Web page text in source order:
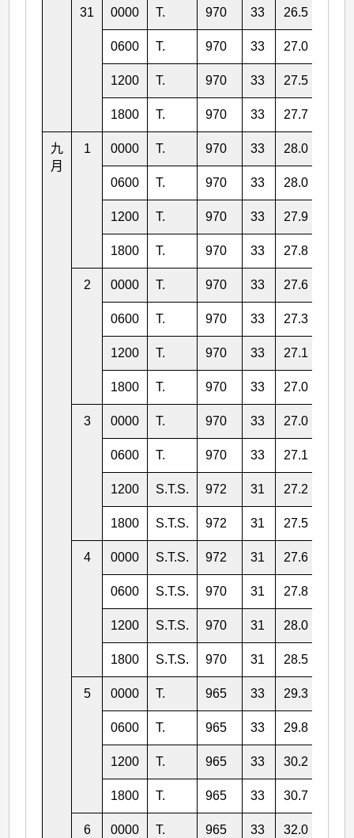
31 0000 T. 970 33 26.5
0600 T. 970 33 27.0
1200 T. 970 33 27.5
1800 T. 970 33 27.7
九
月
1 0000 T. 970 33 28.0
0600 T. 970 33 28.0
1200 T. 970 33 27.9
1800 T. 970 33 27.8
2 0000 T. 970 33 27.6
0600 T. 970 33 27.3
1200 T. 970 33 27.1
1800 T. 970 33 27.0
3 0000 T. 970 33 27.0
0600 T. 970 33 27.1
1200 S.T.S. 972 31 27.2
1800 S.T.S. 972 31 27.5
4 0000 S.T.S. 972 31 27.6
0600 S.T.S. 970 31 27.8
1200 S.T.S. 970 31 28.0
1800 S.T.S. 970 31 28.5
5 0000 T. 965 33 29.3
0600 T. 965 33 29.8
1200 T. 965 33 30.2
1800 T. 965 33 30.7
6 0000 T. 965 33 32.0